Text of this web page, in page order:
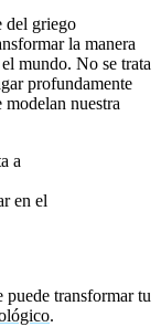
del griego
la manera
mundo. No se trata
profundamente
modelan nuestra
a
en el
puede transformar tu
.